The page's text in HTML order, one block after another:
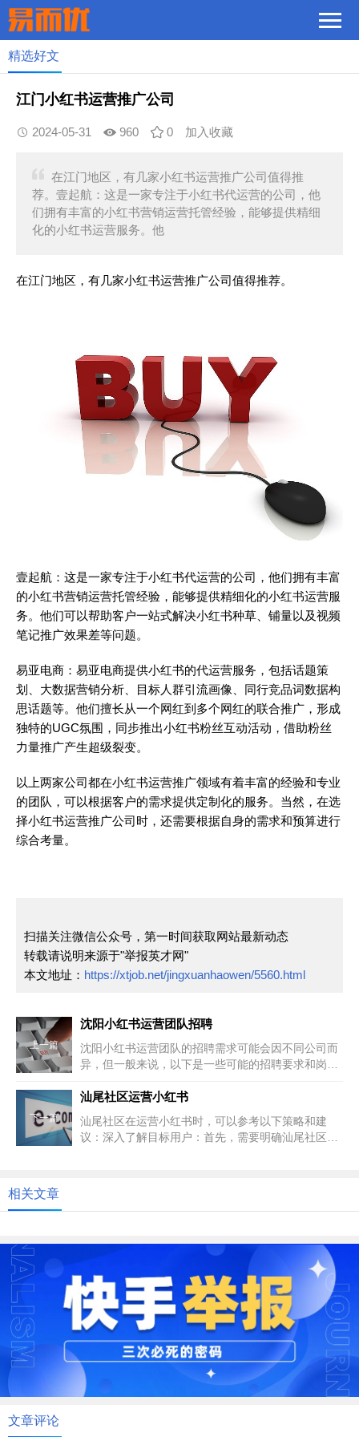
精选好文
江门小红书运营推广公司
2024-05-31 960 0 加入收藏
在江门地区，有几家小红书运营推广公司值得推
荐。壹起航：这是一家专注于小红书代运营的公司，他
们拥有丰富的小红书营销运营托管经验，能够提供精细
化的小红书运营服务。他
在江门地区，有几家小红书运营推广公司值得推荐。
壹起航：这是一家专注于小红书代运营的公司，他们拥有丰富
的小红书营销运营托管经验，能够提供精细化的小红书运营服
务。他们可以帮助客户一站式解决小红书种草、铺量以及视频
笔记推广效果差等问题。
易亚电商：易亚电商提供小红书的代运营服务，包括话题策
划、大数据营销分析、目标人群引流画像、同行竞品词数据构
思话题等。他们擅长从一个网红到多个网红的联合推广，形成
独特的UGC氛围，同步推出小红书粉丝互动活动，借助粉丝
力量推广产生超级裂变。
以上两家公司都在小红书运营推广领域有着丰富的经验和专业
的团队，可以根据客户的需求提供定制化的服务。当然，在选
择小红书运营推广公司时，还需要根据自身的需求和预算进行
综合考量。
扫描关注微信公众号，第一时间获取网站最新动态
转载请说明来源于"举报英才网"
本文地址： https://xtjob.net/jingxuanhaowen/5560.html
上一篇
沈阳小红书运营团队招聘
沈阳小红书运营团队的招聘需求可能会因不同公司而
异，但一般来说，以下是一些可能的招聘要求和岗位
下一篇
汕尾社区运营小红书
汕尾社区在运营小红书时，可以参考以下策略和建
议：深入了解目标用户：首先，需要明确汕尾社区的
相关文章
文章评论